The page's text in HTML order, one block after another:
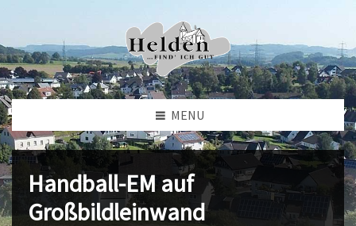
MENU
Handball-EM auf
Großbildleinwand